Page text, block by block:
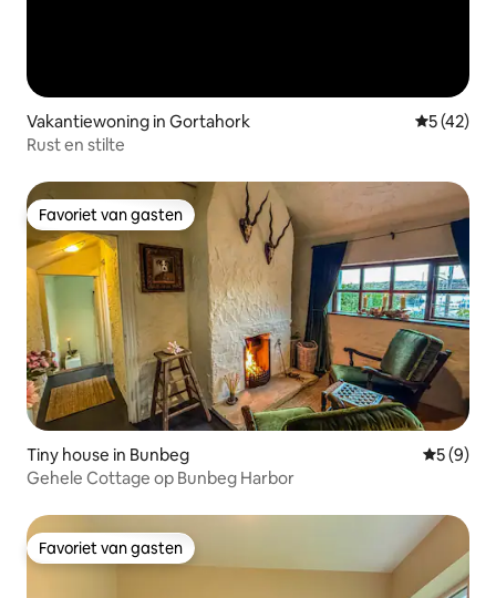
Vakantiewoning in Gortahork
5 (42)
Rust en stilte
Favoriet van gasten
Favoriet van gasten
Tiny house in Bunbeg
5 (9)
Gehele Cottage op Bunbeg Harbor
Favoriet van gasten
Favoriet van gasten